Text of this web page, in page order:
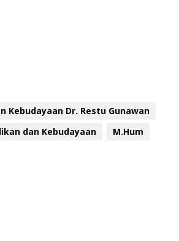
Kebudayaan Dr. Restu Gunawan
dan Kebudayaan
M.Hum